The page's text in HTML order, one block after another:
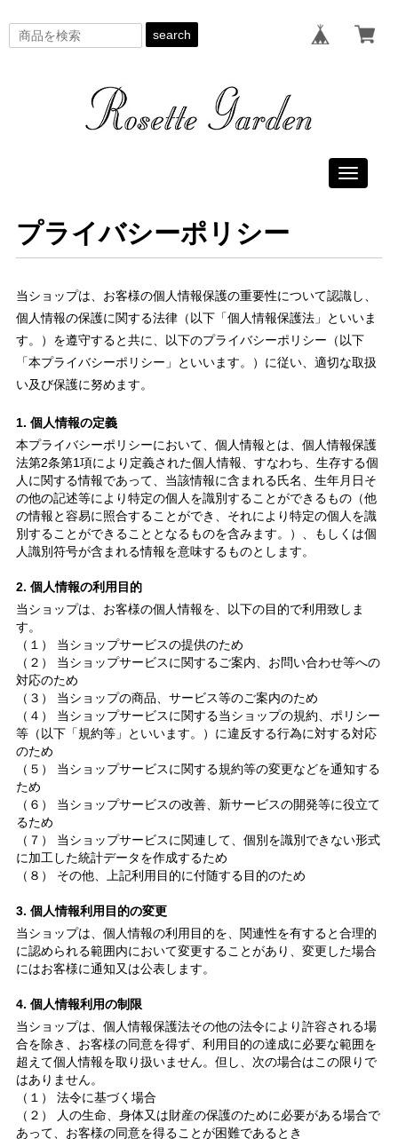
search
Toggle
プライバシーポリシー
当ショップは、お客様の個人情報保護の重要性について認識し、
個人情報の保護に関する法律（以下「個人情報保護法」といいま
す。）を遵守すると共に、以下のプライバシーポリシー（以下
「本プライバシーポリシー」といいます。）に従い、適切な取扱
い及び保護に努めます。
1. 個人情報の定義
本プライバシーポリシーにおいて、個人情報とは、個人情報保護
法第2条第1項により定義された個人情報、すなわち、生存する個
人に関する情報であって、当該情報に含まれる氏名、生年月日そ
の他の記述等により特定の個人を識別することができるもの（他
の情報と容易に照合することができ、それにより特定の個人を識
別することができることとなるものを含みます。）、もしくは個
人識別符号が含まれる情報を意味するものとします。
2. 個人情報の利用目的
当ショップは、お客様の個人情報を、以下の目的で利用致しま
す。
（１） 当ショップサービスの提供のため
（２） 当ショップサービスに関するご案内、お問い合わせ等への
対応のため
（３） 当ショップの商品、サービス等のご案内のため
（４） 当ショップサービスに関する当ショップの規約、ポリシー
等（以下「規約等」といいます。）に違反する行為に対する対応
のため
（５） 当ショップサービスに関する規約等の変更などを通知する
ため
（６） 当ショップサービスの改善、新サービスの開発等に役立て
るため
（７） 当ショップサービスに関連して、個別を識別できない形式
に加工した統計データを作成するため
（８） その他、上記利用目的に付随する目的のため
3. 個人情報利用目的の変更
当ショップは、個人情報の利用目的を、関連性を有すると合理的
に認められる範囲内において変更することがあり、変更した場合
にはお客様に通知又は公表します。
4. 個人情報利用の制限
当ショップは、個人情報保護法その他の法令により許容される場
合を除き、お客様の同意を得ず、利用目的の達成に必要な範囲を
超えて個人情報を取り扱いません。但し、次の場合はこの限りで
はありません。
（１） 法令に基づく場合
（２） 人の生命、身体又は財産の保護のために必要がある場合で
あって、お客様の同意を得ることが困難であるとき